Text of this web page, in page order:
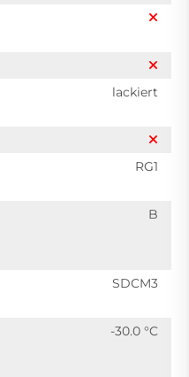
lackiert
RG1
B
SDCM3
-30.0 °C